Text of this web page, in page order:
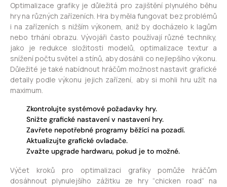
Optimalizace grafiky je důležitá pro zajištění plynulého běhu
hry na různých zařízeních. Hra by měla fungovat bez problémů
i na zařízeních s nižším výkonem, aniž by docházelo k lagům
nebo trhání obrazu. Vývojáři často používají různé techniky,
jako je redukce složitosti modelů, optimalizace textur a
snížení počtu světel a stínů, aby dosáhli co nejlepšího výkonu.
Důležité je také nabídnout hráčům možnost nastavit grafické
detaily podle výkonu jejich zařízení, aby si mohli hru užít na
maximum.
Zkontrolujte systémové požadavky hry.
Snižte grafické nastavení v nastavení hry.
Zavřete nepotřebné programy běžící na pozadí.
Aktualizujte grafické ovladače.
Zvažte upgrade hardwaru, pokud je to možné.
Výčet kroků pro optimalizaci grafiky pomůže hráčům
dosáhnout plynulejšího zážitku ze hry “chicken road” na